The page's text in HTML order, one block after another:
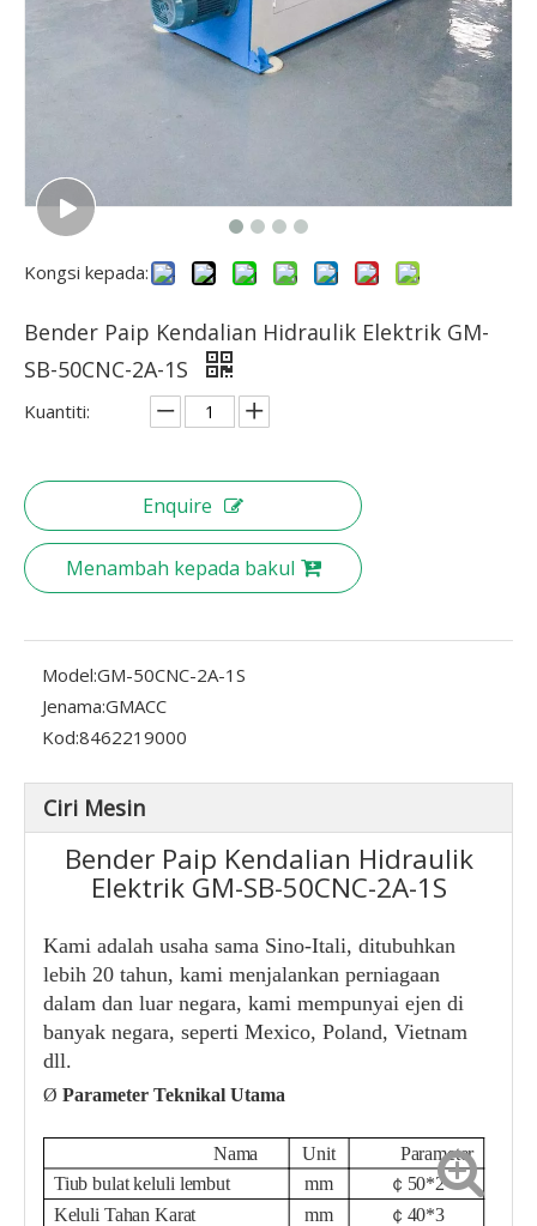
Kongsi kepada:
Bender Paip Kendalian Hidraulik Elektrik GM-
SB-50CNC-2A-1S
Kuantiti:
Enquire
Menambah kepada bakul
Model:GM-50CNC-2A-1S
Jenama:GMACC
Kod:8462219000
Ciri Mesin
Bender Paip Kendalian Hidraulik
Elektrik GM-SB-50CNC-2A-1S
Kami adalah usaha sama Sino-Itali, ditubuhkan
lebih 20 tahun, kami menjalankan perniagaan
dalam dan luar negara, kami mempunyai ejen di
banyak negara, seperti Mexico, Poland, Vietnam
dll.
Ø Parameter Teknikal Utama
Nama Unit Parameter
Tiub bulat keluli lembut mm
￠50*2
Keluli Tahan Karat
mm ￠40*3